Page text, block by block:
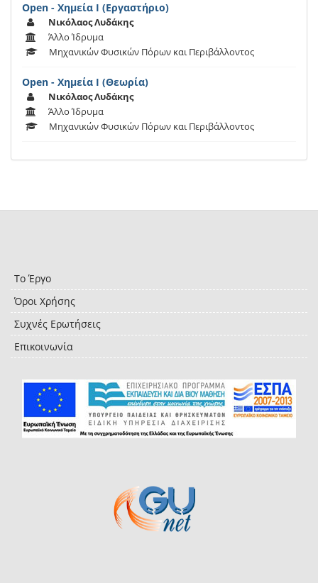
Open - Χημεία Ι (Εργαστήριο)
Νικόλαος Λυδάκης
Άλλο Ίδρυμα
Μηχανικών Φυσικών Πόρων και Περιβάλλοντος
Open - Χημεία Ι (Θεωρία)
Νικόλαος Λυδάκης
Άλλο Ίδρυμα
Μηχανικών Φυσικών Πόρων και Περιβάλλοντος
Το Έργο
Όροι Χρήσης
Συχνές Ερωτήσεις
Επικοινωνία